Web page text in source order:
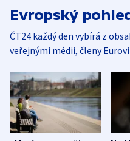
Evropský
ČT24 každý den vybírá z
veřejnými médii, členy